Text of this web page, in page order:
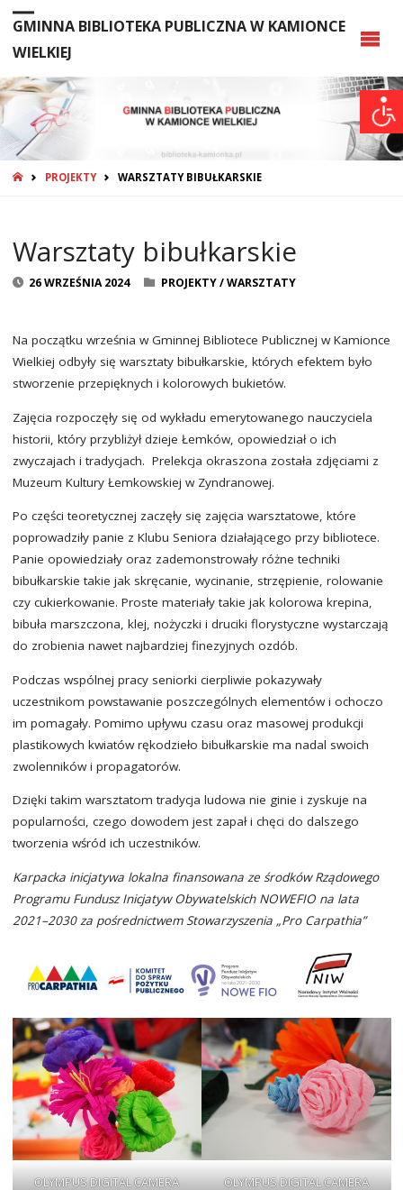
GMINNA BIBLIOTEKA PUBLICZNA W KAMIONCE
WIELKIEJ
STRONA
PROJEKTY WARSZTATY BIBUŁKARSKIE
Warsztaty bibułkarskie
26 WRZEŚNIA 2024 PROJEKTY/WARSZTATY
Na początku września w Gminnej Bibliotece Publicznej w Kamionce
Wielkiej odbyły się warsztaty bibułkarskie, których efektem było
stworzenie przepięknych i kolorowych bukietów.
Zajęcia rozpoczęły się od wykładu emerytowanego nauczyciela
historii, który przybliżył dzieje Łemków, opowiedział o ich
zwyczajach i tradycjach. Prelekcja okraszona została zdjęciami z
Muzeum Kultury Łemkowskiej w Zyndranowej.
Po części teoretycznej zaczęły się zajęcia warsztatowe, które
poprowadziły panie z Klubu Seniora działającego przy bibliotece.
Panie opowiedziały oraz zademonstrowały różne techniki
bibułkarskie takie jak skręcanie, wycinanie, strzępienie, rolowanie
czy cukierkowanie. Proste materiały takie jak kolorowa krepina,
bibuła marszczona, klej, nożyczki i druciki florystyczne wystarczają
do zrobienia nawet najbardziej finezyjnych ozdób.
Podczas wspólnej pracy seniorki cierpliwie pokazywały
uczestnikom powstawanie poszczególnych elementów i ochoczo
im pomagały. Pomimo upływu czasu oraz masowej produkcji
plastikowych kwiatów rękodzieło bibułkarskie ma nadal swoich
zwolenników i propagatorów.
Dzięki takim warsztatom tradycja ludowa nie ginie i zyskuje na
popularności, czego dowodem jest zapał i chęci do dalszego
tworzenia wśród ich uczestników.
Karpacka inicjatywa lokalna finansowana ze środków Rządowego
Programu Fundusz Inicjatyw Obywatelskich NOWEFIO na lata
2021–2030 za pośrednictwem Stowarzyszenia „Pro Carpathia”
OLYMPUS DIGITAL CAMERA OLYMPUS DIGITAL CAMERA